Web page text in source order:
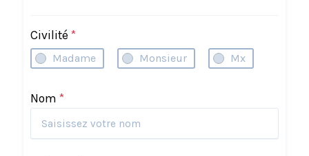
Civilité *
Madame Monsieur Mx
Nom *